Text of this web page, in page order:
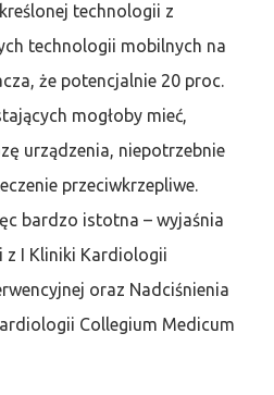
technologii z
technologii mobilnych na
że potencjalnie 20 proc.
mogłoby mieć,
urządzenia, niepotrzebnie
przeciwkrzepliwe.
bardzo istotna – wyjaśnia
z I Kliniki Kardiologii
oraz Nadciśnienia
Collegium Medicum